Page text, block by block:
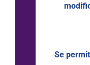
Se